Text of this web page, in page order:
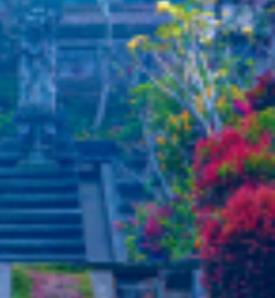
【日本語通訳がいるため言語
外求人】 鋼板加工メーカー
職を募集！！
32,000,000 〜 37,000,000
インドネシア / Cikarangの転職